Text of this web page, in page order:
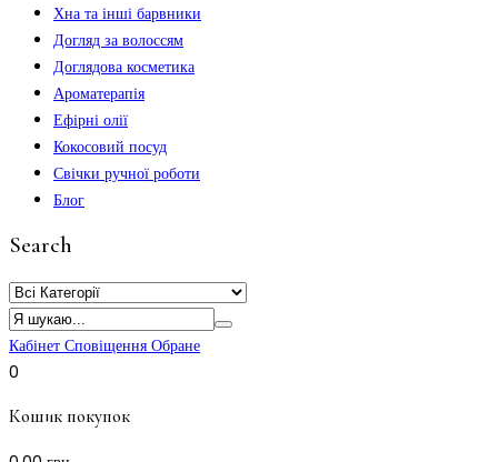
Хна та інші барвники
Догляд за волоссям
Доглядова косметика
Ароматерапія
Ефірні олії
Кокосовий посуд
Свічки ручної роботи
Блог
Search
Кабінет Сповіщення Обране
0
Кошик покупок